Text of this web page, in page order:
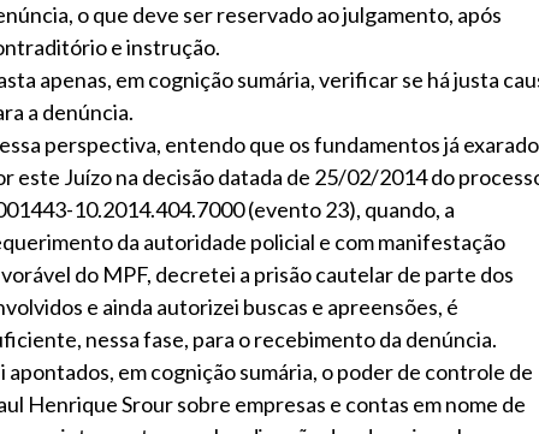
o que deve ser reservado ao julgamento, após
e instrução.
apenas, em cognição sumária, verificar se há justa
a denúncia.
perspectiva, entendo que os fundamentos já
este Juízo na decisão datada de 25/02/2014 do
10.2014.404.7000 (evento 23), quando, a
da autoridade policial e com manifestação
do MPF, decretei a prisão cautelar de parte dos
e ainda autorizei buscas e apreensões, é
nessa fase, para o recebimento da denúncia.
apontados, em cognição sumária, o poder de controle de
Henrique Srour sobre empresas e contas em nome de